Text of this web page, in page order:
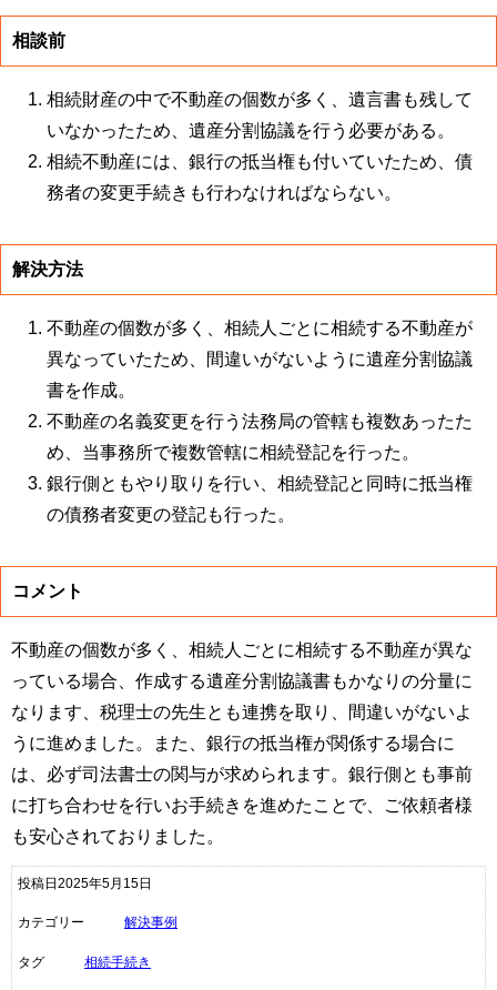
相談前
相続財産の中で不動産の個数が多く、遺言書も残して
いなかったため、遺産分割協議を行う必要がある。
相続不動産には、銀行の抵当権も付いていたため、債
務者の変更手続きも行わなければならない。
解決方法
不動産の個数が多く、相続人ごとに相続する不動産が
異なっていたため、間違いがないように遺産分割協議
書を作成。
不動産の名義変更を行う法務局の管轄も複数あったた
め、当事務所で複数管轄に相続登記を行った。
銀行側ともやり取りを行い、相続登記と同時に抵当権
の債務者変更の登記も行った。
コメント
不動産の個数が多く、相続人ごとに相続する不動産が異な
っている場合、作成する遺産分割協議書もかなりの分量に
なります、税理士の先生とも連携を取り、間違いがないよ
うに進めました。また、銀行の抵当権が関係する場合に
は、必ず司法書士の関与が求められます。銀行側とも事前
に打ち合わせを行いお手続きを進めたことで、ご依頼者様
も安心されておりました。
投稿日2025年5月15日
カテゴリー 解決事例
タグ 相続手続き